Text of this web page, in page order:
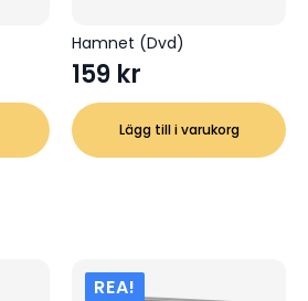
Hamnet (Dvd)
159 kr
Lägg till i varukorg
REA!